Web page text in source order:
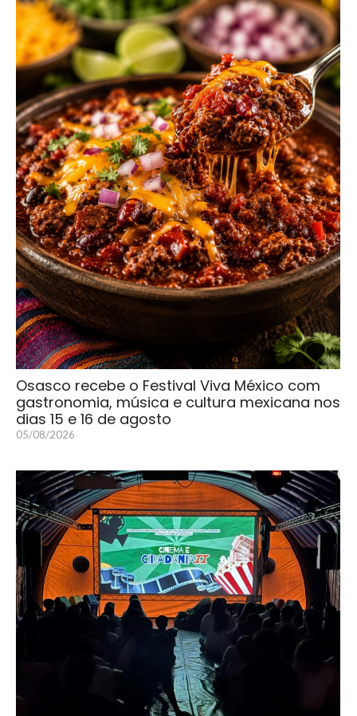
Osasco recebe o Festival Viva México com
gastronomia, música e cultura mexicana nos
dias 15 e 16 de agosto
05/08/2026